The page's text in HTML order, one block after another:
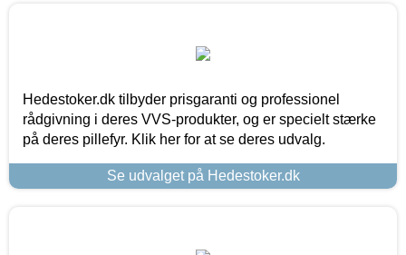
Hedestoker.dk tilbyder prisgaranti og professionel
rådgivning i deres VVS-produkter, og er specielt stærke
på deres pillefyr. Klik her for at se deres udvalg.
Se udvalget på Hedestoker.dk